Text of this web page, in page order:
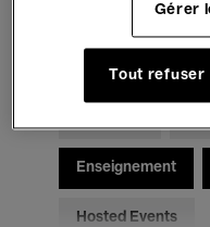
Enseignement
Hosted Events
Gérer
Tout refuser